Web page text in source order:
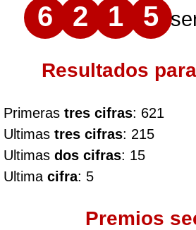
6 2 1 5
Resultados
Primeras tres cifras: 621
Ultimas tres cifras: 215
Ultimas dos cifras: 15
Ultima cifra: 5
Premios